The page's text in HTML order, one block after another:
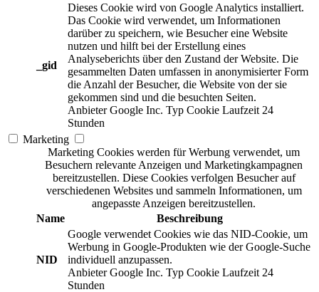
_gid
Dieses Cookie wird von Google Analytics installiert.
Das Cookie wird verwendet, um Informationen
darüber zu speichern, wie Besucher eine Website
nutzen und hilft bei der Erstellung eines
Analyseberichts über den Zustand der Website. Die
gesammelten Daten umfassen in anonymisierter Form
die Anzahl der Besucher, die Website von der sie
gekommen sind und die besuchten Seiten.
Anbieter Google Inc. Typ Cookie Laufzeit 24
Stunden
Marketing
Marketing Cookies werden für Werbung verwendet, um
Besuchern relevante Anzeigen und Marketingkampagnen
bereitzustellen. Diese Cookies verfolgen Besucher auf
verschiedenen Websites und sammeln Informationen, um
angepasste Anzeigen bereitzustellen.
Name
Beschreibung
NID
Google verwendet Cookies wie das NID-Cookie, um
Werbung in Google-Produkten wie der Google-Suche
individuell anzupassen.
Anbieter Google Inc. Typ Cookie Laufzeit 24
Stunden